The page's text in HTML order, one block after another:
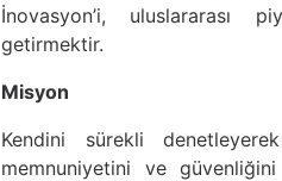
İnovasyon’i, uluslararası
getirmektir.
Misyon
Kendini sürekli
memnuniyetini ve